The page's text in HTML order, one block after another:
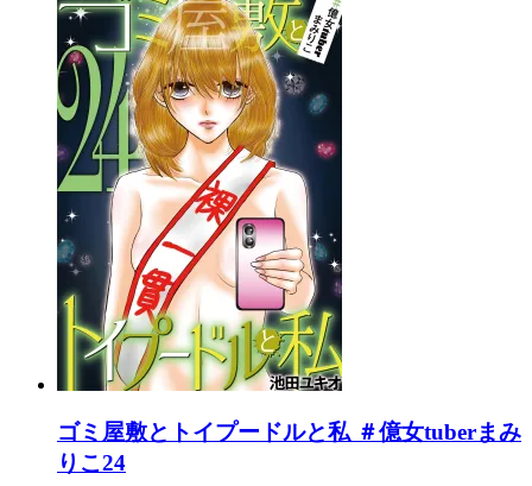
ゴミ屋敷とトイプードルと私 ＃億女tuberまみ
りこ24